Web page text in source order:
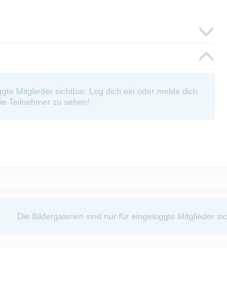
Mitglieder sichtbar. Log dich ein oder melde dich
Teilnehmer zu sehen!
Die Bildergalerien sind nur für eingeloggte Mitglieder